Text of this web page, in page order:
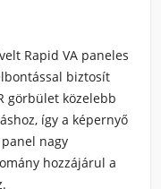
Rapid VA paneles
biztosít
görbület közelebb
így a képernyő
nagy
hozzájárul a